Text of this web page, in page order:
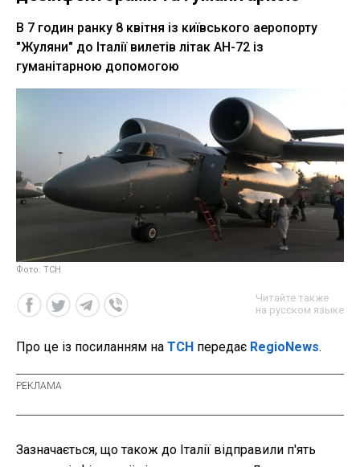
В 7 годин ранку 8 квітня із київського аеропорту
"Жуляни" до Італії вилетів літак АН-72 із
гуманітарною допомогою
Фото: ТСН
Читайте также
на русском языке
Про це із посиланням на ТСН передає RegioNews.
Зазначається, що також до Італії відправили п'ять